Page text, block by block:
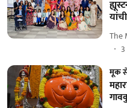
The
3
मूक